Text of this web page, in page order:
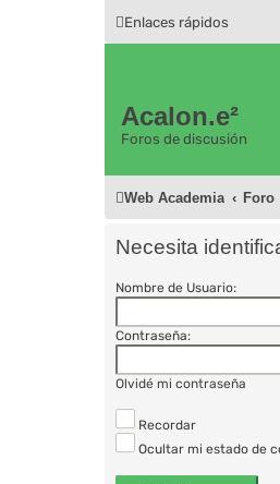
Enlaces rápidos
Acalon.e²
Foros de discusión
Web Academia Foro
Necesita
Nombre de Usuario:
Contraseña:
Olvidé mi contraseña
Recordar
Ocultar mi estado de